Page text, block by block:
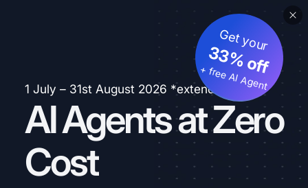
1 July – 31st August 2026 *extended
AI Agents at Zero
Cost
Get your
33% off
+ free AI Agent